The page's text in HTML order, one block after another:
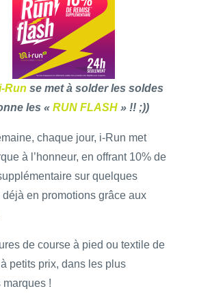
Run se met à solder les soldes
les « RUN FLASH » !! ;))
chaque jour, i-Run met
à l’honneur, en offrant 10% de
sur quelques
déjà en promotions grâce aux
de course à pied ou textile de
petits prix, dans les plus
marques !